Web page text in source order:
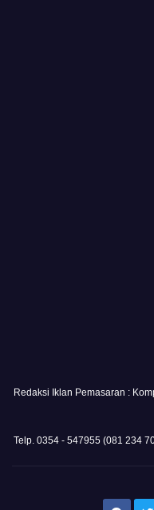
Redaksi Iklan Pemasaran :
Telp. 0354 - 547955 (081 234